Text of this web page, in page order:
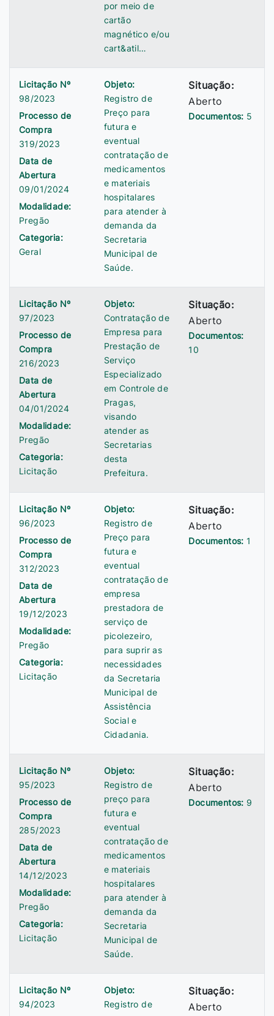
por meio de
cartão
magnético e/ou
cart&atil…
Licitação Nº
98/2023
Processo de
Compra
319/2023
Data de
Abertura
09/01/2024
Modalidade:
Pregão
Categoria:
Geral
Objeto:
Registro de
Preço para
futura e
eventual
contratação de
medicamentos
e materiais
hospitalares
para atender à
demanda da
Secretaria
Municipal de
Saúde.
Situação:
Aberto
Documentos: 5
Licitação Nº
97/2023
Processo de
Compra
216/2023
Data de
Abertura
04/01/2024
Modalidade:
Pregão
Categoria:
Licitação
Objeto:
Contratação de
Empresa para
Prestação de
Serviço
Especializado
em Controle de
Pragas,
visando
atender as
Secretarias
desta
Prefeitura.
Situação:
Aberto
Documentos:
10
Licitação Nº
96/2023
Processo de
Compra
312/2023
Data de
Abertura
19/12/2023
Modalidade:
Pregão
Categoria:
Licitação
Objeto:
Registro de
Preço para
futura e
eventual
contratação de
empresa
prestadora de
serviço de
picolezeiro,
para suprir as
necessidades
da Secretaria
Municipal de
Assistência
Social e
Cidadania.
Situação:
Aberto
Documentos:1
Licitação Nº
95/2023
Processo de
Compra
285/2023
Data de
Abertura
14/12/2023
Modalidade:
Pregão
Categoria:
Licitação
Objeto:
Registro de
preço para
futura e
eventual
contratação de
medicamentos
e materiais
hospitalares
para atender à
demanda da
Secretaria
Municipal de
Saúde.
Situação:
Aberto
Documentos: 9
Licitação Nº
94/2023
Objeto:
Registro de
Situação:
Aberto